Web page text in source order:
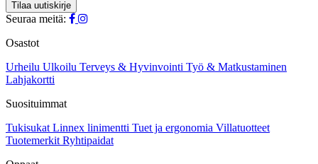
Seuraa meitä:
Osastot
Urheilu Ulkoilu Terveys & Hyvinvointi Työ & Matkustaminen
Lahjakortti
Suosituimmat
Tukisukat Linnex linimentti Tuet ja ergonomia Villatuotteet
Tuotemerkit Ryhtipaidat